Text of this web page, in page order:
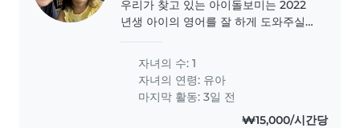
우리가 찾고 있는 아이돌보미는 2022
년생 아이의 영어를 잘 하게 도와주실
하고처음 만날때는 부끄러워 하지만 친
해지면 밝은 아이입니다 우리 아이와
함께 즐거운 시간을 보내실 수 있는 따
뜻한 마음을 가진 분을 찾고 있어요.
자녀의 수: 1
자녀의 연령: 유아
마지막 활동: 3일 전
₩15,000/시간당